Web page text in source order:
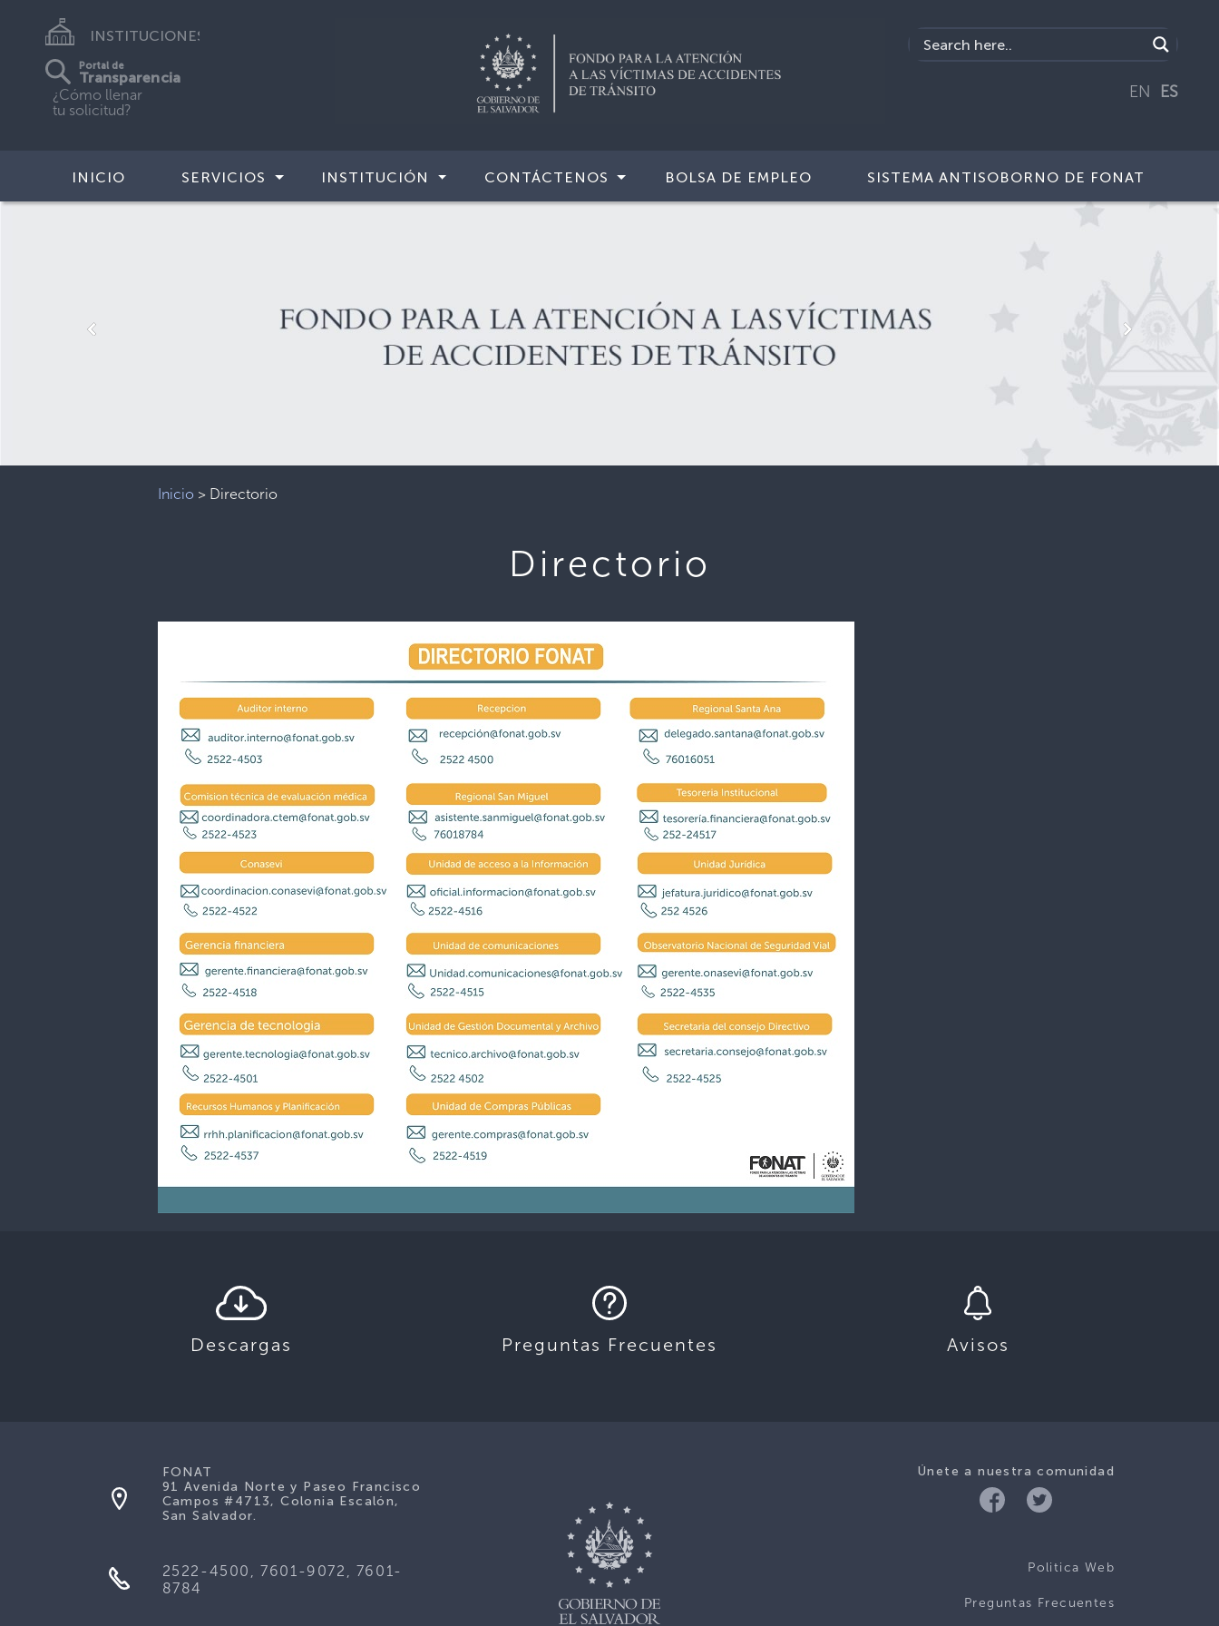
INSTITUCIONES
Portal de
Transparencia
¿Cómo llenar
tu solicitud?
EN ES
INICIO SERVICIOS INSTITUCIÓN CONTÁCTENOS BOLSA DE EMPLEO SISTEMA ANTISOBORNO DE FONAT
Previous Next
Inicio > Directorio
Directorio
Descargas Preguntas Frecuentes Avisos
Únete a nuestra comunidad
Politica Web
Preguntas Frecuentes
FONAT
91 Avenida Norte y Paseo Francisco
Campos #4713, Colonia Escalón,
San Salvador.
2522-4500, 7601-9072, 7601-
8784